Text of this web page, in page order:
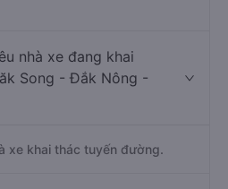
nhà xe đang khai
Song - Đắk Nông -
xe khai thác tuyến đường.